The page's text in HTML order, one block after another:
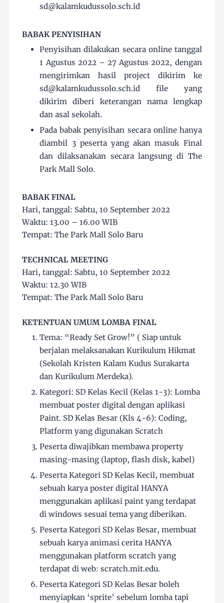
sd@kalamkudussolo.sch.id
BABAK PENYISIHAN
Penyisihan dilakukan secara online tanggal
1 Agustus 2022 – 27 Agustus 2022, dengan
mengirimkan hasil project dikirim ke
sd@kalamkudussolo.sch.id file yang
dikirim diberi keterangan nama lengkap
dan asal sekolah.
Pada babak penyisihan secara online hanya
diambil 3 peserta yang akan masuk Final
dan dilaksanakan secara langsung di The
Park Mall Solo.
BABAK FINAL
Hari, tanggal: Sabtu, 10 September 2022
Waktu: 13.00 – 16.00 WIB
Tempat: The Park Mall Solo Baru
TECHNICAL MEETING
Hari, tanggal: Sabtu, 10 September 2022
Waktu: 12.30 WIB
Tempat: The Park Mall Solo Baru
KETENTUAN UMUM LOMBA FINAL
Tema: “Ready Set Grow!” ( Siap untuk
berjalan melaksanakan Kurikulum Hikmat
(Sekolah Kristen Kalam Kudus Surakarta
dan Kurikulum Merdeka).
Kategori: SD Kelas Kecil (Kelas 1-3): Lomba
membuat poster digital dengan aplikasi
Paint. SD Kelas Besar (Kls 4-6): Coding,
Platform yang digunakan Scratch
Peserta diwajibkan membawa property
masing-masing (laptop, flash disk, kabel)
Peserta Kategori SD Kelas Kecil, membuat
sebuah karya poster digital HANYA
menggunakan aplikasi paint yang terdapat
di windows sesuai tema yang diberikan.
Peserta Kategori SD Kelas Besar, membuat
sebuah karya animasi cerita HANYA
menggunakan platform scratch yang
terdapat di web: scratch.mit.edu.
Peserta Kategori SD Kelas Besar boleh
menyiapkan ‘sprite’ sebelum lomba tapi